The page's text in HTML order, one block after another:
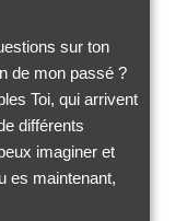
sur ton
de mon passé ?
Toi, qui arrivent
différents
imaginer et
es maintenant,